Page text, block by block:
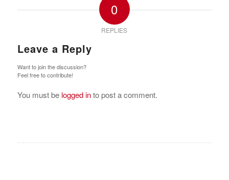
0
REPLIES
Leave a Reply
Want to join the discussion?
Feel free to contribute!
You must be logged into post a comment.